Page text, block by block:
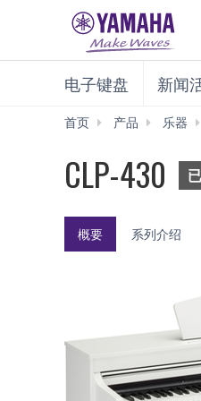
电子键盘 新闻
首页 产品 乐器
CLP-430
概要 系列介绍